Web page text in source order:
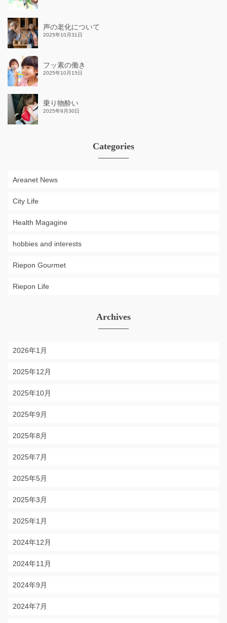
声の老化について
2025年10月31日
フッ素の働き
2025年10月15日
乗り物酔い
2025年9月30日
Categories
Areanet News
City Life
Health Magagine
hobbies and interests
Riepon Gourmet
Riepon Life
Archives
2026年1月
2025年12月
2025年10月
2025年9月
2025年8月
2025年7月
2025年5月
2025年3月
2025年1月
2024年12月
2024年11月
2024年9月
2024年7月